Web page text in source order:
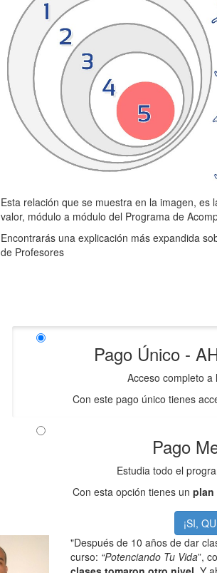
Esta relación que se muestra en la imagen,
valor, módulo a módulo del Programa de
Encontrarás una explicación más expandida
de Profesores
Pago Único -
Acceso completo a
Con este pago único tienes
Pago
Estudia todo el
Con esta opción tienes un plan
¡SI,
"Después de 10 años de dar
curso: “Potenciando Tu Vida”,